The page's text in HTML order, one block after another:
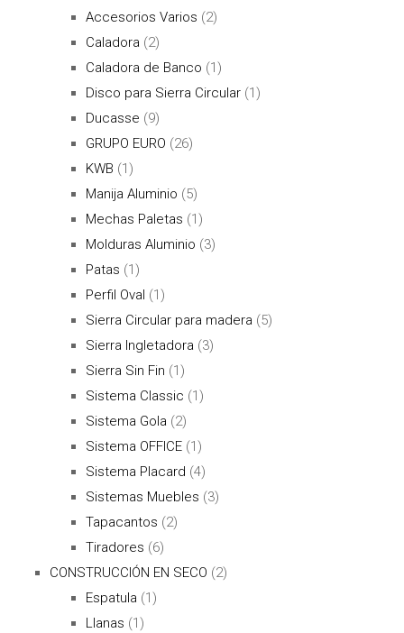
Accesorios Varios (2)
Caladora (2)
Caladora de Banco (1)
Disco para Sierra Circular (1)
Ducasse (9)
GRUPO EURO (26)
KWB (1)
Manija Aluminio (5)
Mechas Paletas (1)
Molduras Aluminio (3)
Patas (1)
Perfil Oval (1)
Sierra Circular para madera (5)
Sierra Ingletadora (3)
Sierra Sin Fin (1)
Sistema Classic (1)
Sistema Gola (2)
Sistema OFFICE (1)
Sistema Placard (4)
Sistemas Muebles (3)
Tapacantos (2)
Tiradores (6)
CONSTRUCCIÓN EN SECO (2)
Espatula (1)
Llanas (1)